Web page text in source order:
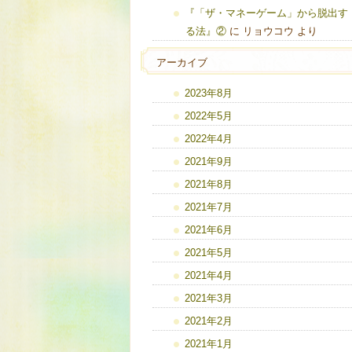
『「ザ・マネーゲーム」から脱出す
る法』② に リョウコウ より
アーカイブ
2023年8月
2022年5月
2022年4月
2021年9月
2021年8月
2021年7月
2021年6月
2021年5月
2021年4月
2021年3月
2021年2月
2021年1月